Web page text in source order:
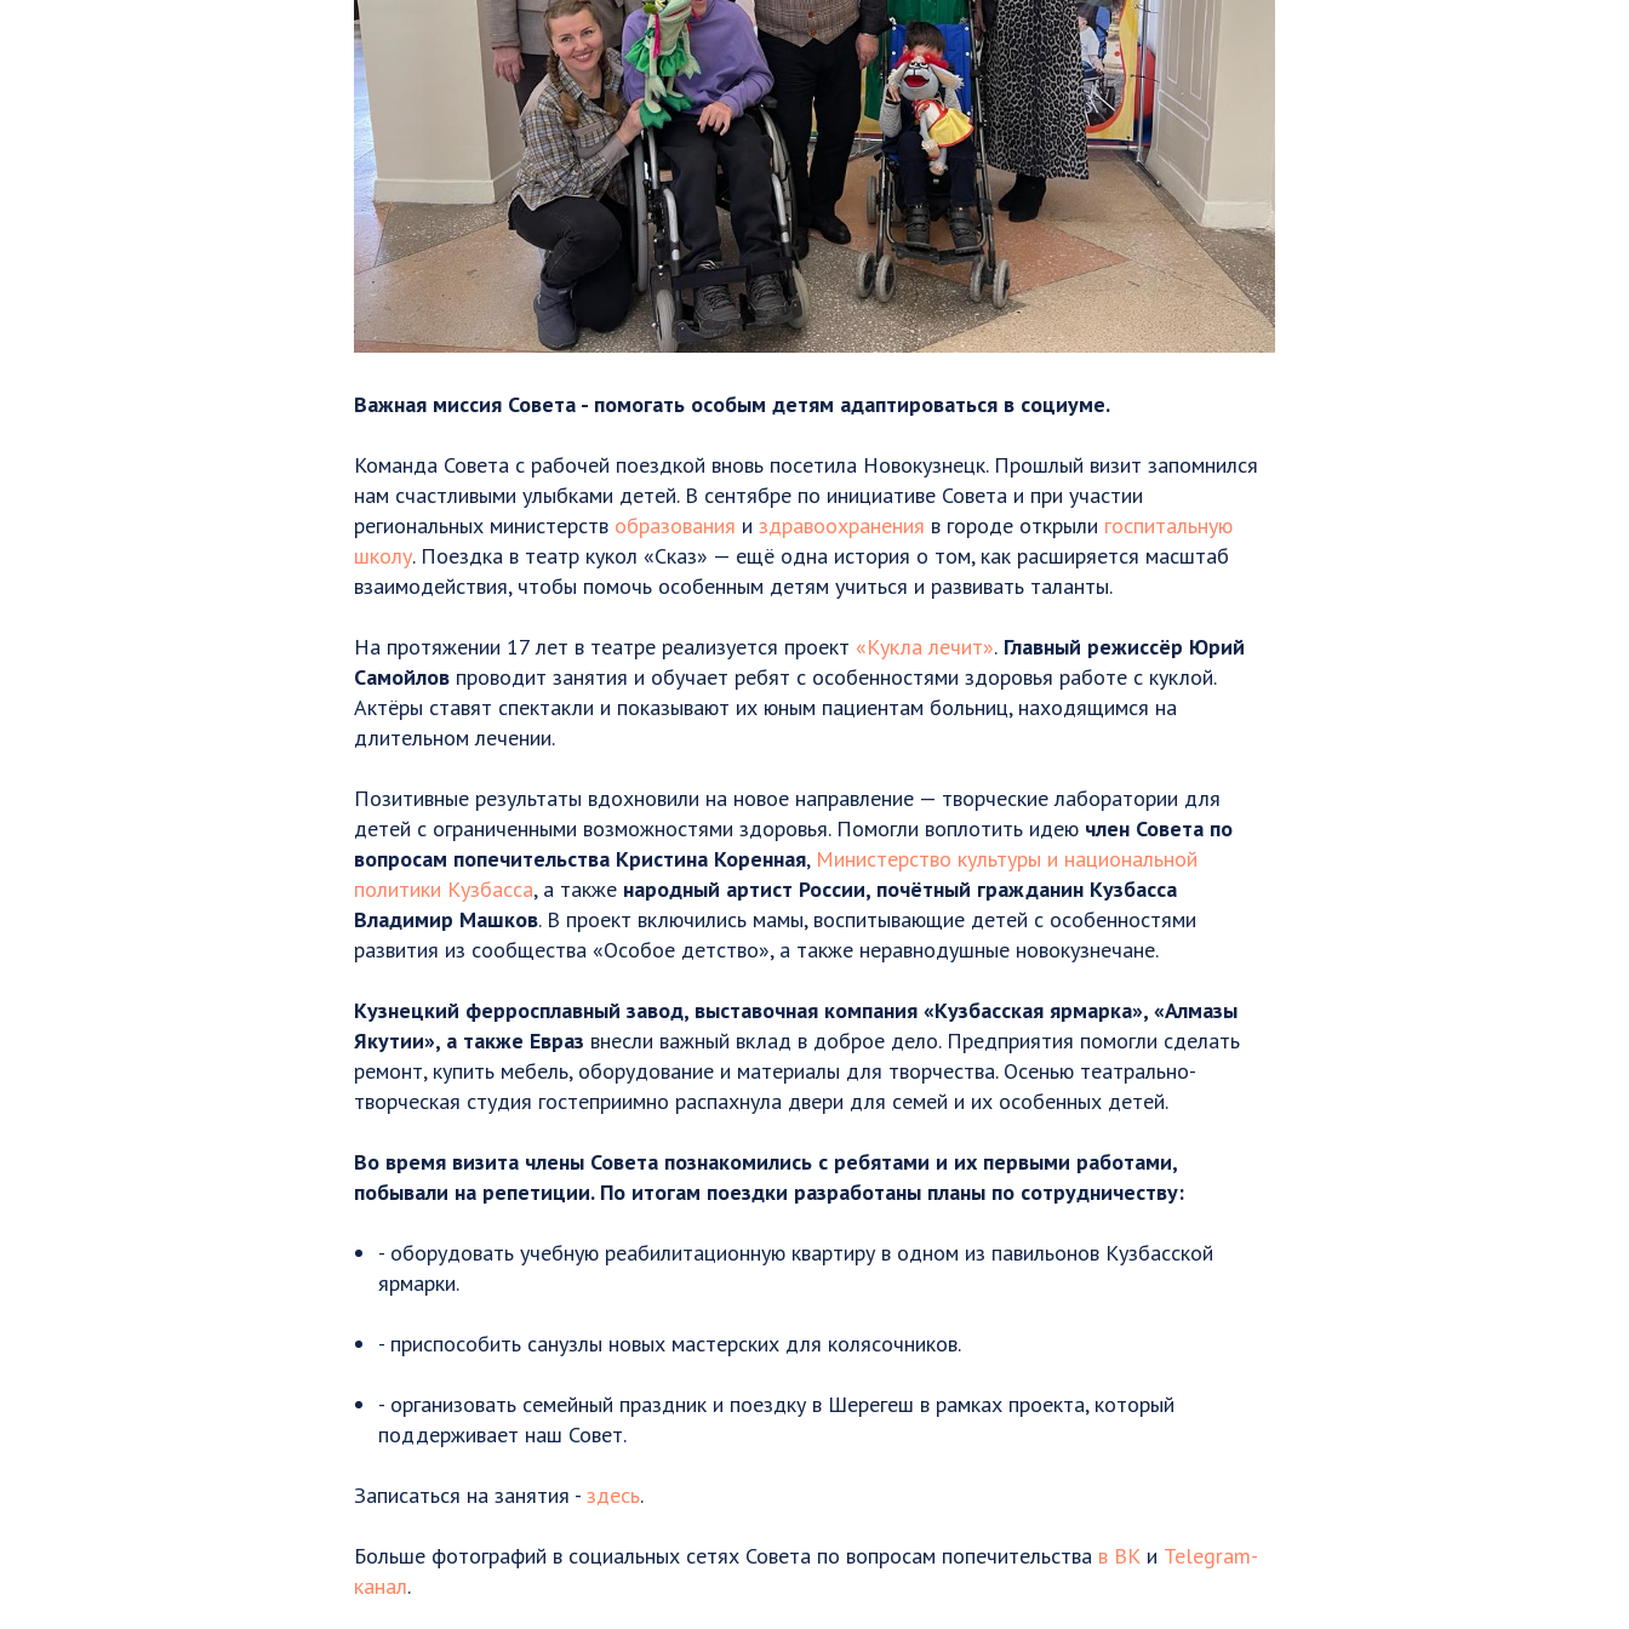
Важная миссия Совета - помогать особым детям адаптироваться в социуме.
Команда Совета с рабочей поездкой вновь посетила Новокузнецк. Прошлый визит запомнился
нам счастливыми улыбками детей. В сентябре по инициативе Совета и при участии
региональных министерств образования и здравоохранения в городе открыли госпитальную
школу. Поездка в театр кукол «Сказ» — ещё одна история о том, как расширяется масштаб
взаимодействия, чтобы помочь особенным детям учиться и развивать таланты.
На протяжении 17 лет в театре реализуется проект «Кукла лечит». Главный режиссёр Юрий
Самойлов проводит занятия и обучает ребят с особенностями здоровья работе с куклой.
Актёры ставят спектакли и показывают их юным пациентам больниц, находящимся на
длительном лечении.
Позитивные результаты вдохновили на новое направление — творческие лаборатории для
детей с ограниченными возможностями здоровья. Помогли воплотить идею член Совета по
вопросам попечительства Кристина Коренная, Министерство культуры и национальной
политики Кузбасса, а также народный артист России, почётный гражданин Кузбасса
Владимир Машков. В проект включились мамы, воспитывающие детей с особенностями
развития из сообщества «Особое детство», а также неравнодушные новокузнечане.
Кузнецкий ферросплавный завод, выставочная компания «Кузбасская ярмарка», «Алмазы
Якутии», а также Евраз внесли важный вклад в доброе дело. Предприятия помогли сделать
ремонт, купить мебель, оборудование и материалы для творчества. Осенью театрально-
творческая студия гостеприимно распахнула двери для семей и их особенных детей.
Во время визита члены Совета познакомились с ребятами и их первыми работами,
побывали на репетиции. По итогам поездки разработаны планы по сотрудничеству:
- оборудовать учебную реабилитационную квартиру в одном из павильонов Кузбасской
ярмарки.
- приспособить санузлы новых мастерских для колясочников.
- организовать семейный праздник и поездку в Шерегеш в рамках проекта, который
поддерживает наш Совет.
Записаться на занятия - здесь.
Больше фотографий в социальных сетях Совета по вопросам попечительства в ВК и Telegram-
канал.